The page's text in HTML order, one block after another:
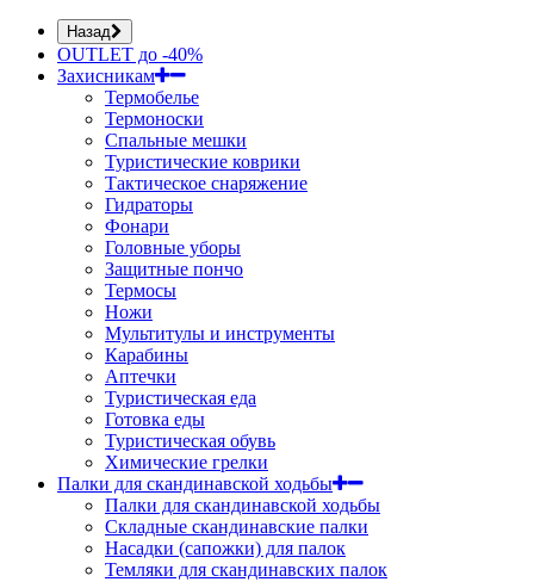
Назад
OUTLET до -40%
Захисникам
Термобелье
Термоноски
Спальные мешки
Туристические коврики
Тактическое снаряжение
Гидраторы
Фонари
Головные уборы
Защитные пончо
Термосы
Ножи
Мультитулы и инструменты
Карабины
Аптечки
Туристическая еда
Готовка еды
Туристическая обувь
Химические грелки
Палки для скандинавской ходьбы
Палки для скандинавской ходьбы
Складные скандинавские палки
Насадки (сапожки) для палок
Темляки для скандинавских палок